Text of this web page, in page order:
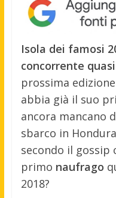
Isola dei famosi
concorrente
prossima
abbia già il suo
ancora mancano
sbarco in
secondo il gossip
primo naufrago
2018?